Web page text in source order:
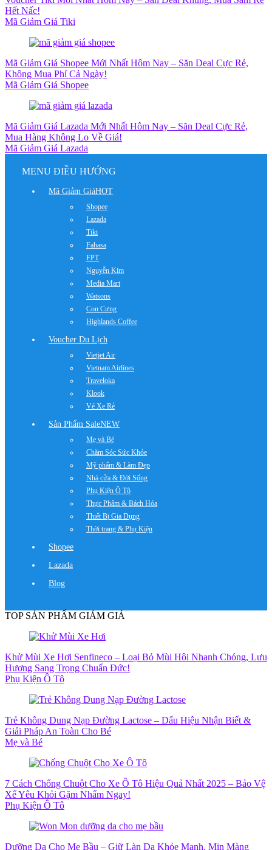
Hết Nấc!
Mã Giảm Giá Tiki
Mã Giảm Giá Shopee Mới Nhất Hôm Nay – Săn Deal Cực Rẻ,
Không Mua Phí Cả Ngày!
Mã Giảm Giá Shopee
Mã Giảm Giá Lazada Mới Nhất Hôm Nay – Săn Deal Cực Rẻ,
Mua Hàng Không Lo Về Giá!
Mã Giảm Giá Lazada
MENU ĐIỀU HƯỚNG
Mã Giảm GiáHOT
Shopee
Lazada
Tiki
Fahasa
FPT
Nguyễn Kim
Media Mart
Watsons
Con Cưng
Highlands Coffee
Voucher Du Lịch
Vietjet Air
Vietnam Airlines
Traveloka
Klook
Vé Xe Rẻ
Sản Phẩm SaleNEW
Mẹ và Bé
Chăm Sóc Sức Khỏe
Mỹ phẩm & Làm Đẹp
Nhà cửa & Đời Sống
Phụ Kiện Ô Tô
Thực Phẩm & Bách Hóa
Thiết Bị Gia Dụng
Thời trang & Phụ Kiện
Shopee
Lazada
Blog
TOP SẢN PHẨM GIẢM GIÁ
Khử Mùi Xe Hơi Senfineco – Loại Bỏ Mùi Hôi Nhanh Chóng, Lưu
Hương Sang Trọng Chuẩn Đức!
Phụ Kiện Ô Tô
Trẻ Không Dung Nạp Đường Lactose – Dấu Hiệu Nhận Biết &
Giải Pháp An Toàn Cho Bé
Mẹ và Bé
7 Cách Chống Chuột Cho Xe Ô Tô Hiệu Quả Nhất 2025 – Bảo Vệ
Xế Yêu Khỏi Gặm Nhấm Ngay!
Phụ Kiện Ô Tô
Dưỡng Da Cho Mẹ Bầu – Giữ Làn Da Khỏe Mạnh, Mịn Màng